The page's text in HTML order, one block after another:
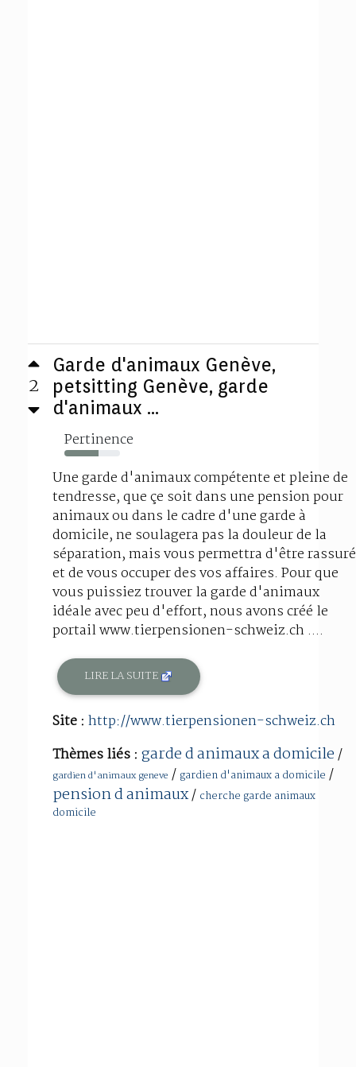
2
Garde d'animaux Genève,
petsitting Genève, garde
d'animaux ...
Pertinence
61%
Une garde d'animaux compétente et pleine de
tendresse, que çe soit dans une pension pour
animaux ou dans le cadre d'une garde à
domicile, ne soulagera pas la douleur de la
séparation, mais vous permettra d'être rassuré
et de vous occuper des vos affaires. Pour que
vous puissiez trouver la garde d'animaux
idéale avec peu d'effort, nous avons créé le
portail www.tierpensionen-schweiz.ch ....
LIRE LA SUITE
Site : http://www.tierpensionen-schweiz.ch
Thèmes liés : garde d animaux a domicile/
gardien d'animaux geneve / gardien d'animaux a domicile /
pension d animaux/ cherche garde animaux
domicile